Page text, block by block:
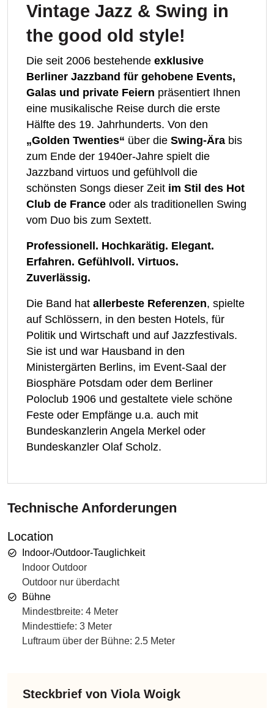
Vintage Jazz & Swing in
the good old style!
Die seit 2006 bestehende exklusive
Berliner Jazzband für gehobene Events,
Galas und private Feiern präsentiert Ihnen
eine musikalische Reise durch die erste
Hälfte des 19. Jahrhunderts. Von den
„Golden Twenties“ über die Swing-Ära bis
zum Ende der 1940er-Jahre spielt die
Jazzband virtuos und gefühlvoll die
schönsten Songs dieser Zeit im Stil des Hot
Club de France oder als traditionellen Swing
vom Duo bis zum Sextett.
Professionell. Hochkarätig. Elegant.
Erfahren. Gefühlvoll. Virtuos.
Zuverlässig.
Die Band hat allerbeste Referenzen, spielte
auf Schlössern, in den besten Hotels, für
Politik und Wirtschaft und auf Jazzfestivals.
Sie ist und war Hausband in den
Ministergärten Berlins, im Event-Saal der
Biosphäre Potsdam oder dem Berliner
Poloclub 1906 und gestaltete viele schöne
Feste oder Empfänge u.a. auch mit
Bundeskanzlerin Angela Merkel oder
Bundeskanzler Olaf Scholz.
Technische Anforderungen
Location
Indoor-/Outdoor-Tauglichkeit
Indoor Outdoor
Outdoor nur überdacht
Bühne
Mindestbreite: 4 Meter
Mindesttiefe: 3 Meter
Luftraum über der Bühne: 2.5 Meter
Steckbrief von Viola Woigk